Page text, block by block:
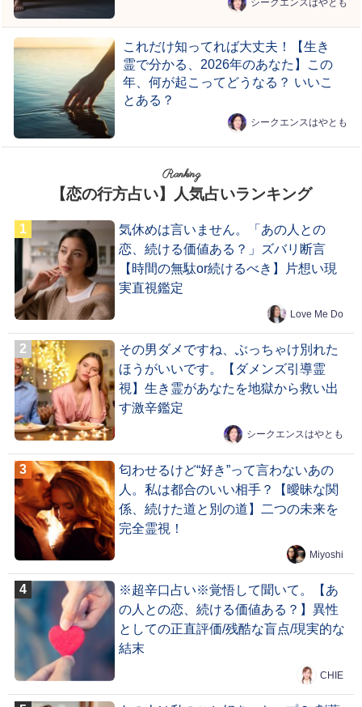
シークエンスはやとも
これだけ知ってれば大丈夫！【生き
霊で分かる、2026年のあなた】この
年、何が起こってどうなる？ いいこ
とある？
シークエンスはやとも
Ranking
【恋の行方占い】人気占いランキング
気休めは言いません。「あの人との
恋、続ける価値ある？」ズバリ断言
【時間の無駄or続けるべき】片想い現
実直視鑑定
Love Me Do
その男ダメですね、ぶっちゃけ別れた
ほうがいいです。【ダメンズ引導霊
視】生き霊があなたを地獄から救い出
す激辛鑑定
シークエンスはやとも
匂わせるけど“好き”って言わないあの
人。私は都合のいい相手？【曖昧な関
係、続けた道と別の道】二つの未来を
完全霊視！
Miyoshi
※超辛口占い※覚悟して聞いて。【あ
の人との恋、続ける価値ある？】異性
としての正直評価/残酷な盲点/現実的な
結末
CHIE